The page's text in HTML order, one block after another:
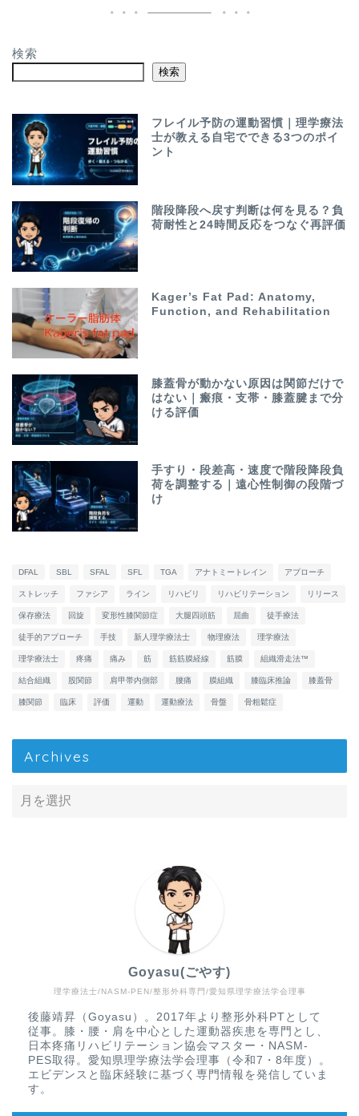
検索
検索
フレイル予防の運動習慣｜理学療法
士が教える自宅でできる3つのポイ
ント
階段降段へ戻す判断は何を見る？負
荷耐性と24時間反応をつなぐ再評価
Kager’s Fat Pad: Anatomy,
Function, and Rehabilitation
膝蓋骨が動かない原因は関節だけで
はない｜瘢痕・支帯・膝蓋腱まで分
ける評価
手すり・段差高・速度で階段降段負
荷を調整する｜遠心性制御の段階づ
け
DFAL SBL SFAL SFL TGA アナトミートレイン アプローチ
ストレッチ ファシア ライン リハビリ リハビリテーション リリース
保存療法 回旋 変形性膝関節症 大腿四頭筋 屈曲 徒手療法
徒手的アプローチ 手技 新人理学療法士 物理療法 理学療法
理学療法士 疼痛 痛み 筋 筋筋膜経線 筋膜 組織滑走法™
結合組織 股関節 肩甲帯内側部 腰痛 膜組織 膝臨床推論 膝蓋骨
膝関節 臨床 評価 運動 運動療法 骨盤 骨粗鬆症
Archives
理学療法士/NASM-PEN/整形外科専門/愛知県理学療法学会理事
Goyasu(ごやす)
後藤靖昇（Goyasu）。2017年より整形外科PTとして
従事。膝・腰・肩を中心とした運動器疾患を専門とし、
日本疼痛リハビリテーション協会マスター・NASM-
PES取得。愛知県理学療法学会理事（令和7・8年度）。
エビデンスと臨床経験に基づく専門情報を発信していま
す。
疾患から探す